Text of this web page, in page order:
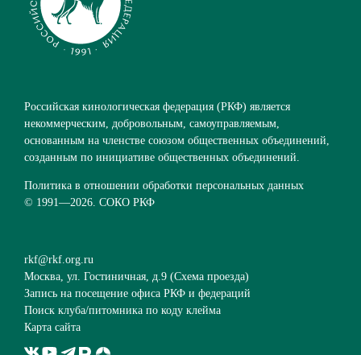
Российская кинологическая федерация (РКФ) является
некоммерческим, добровольным, самоуправляемым,
основанным на членстве союзом общественных объединений,
созданным по инициативе общественных объединений.
Политика в отношении обработки персональных данных
© 1991—2026. СОКО РКФ
rkf@rkf.org.ru
Москва, ул. Гостиничная, д.9 (Схема проезда)
Запись на посещение офиса РКФ и федераций
Поиск клуба/питомника по коду клейма
Карта сайта